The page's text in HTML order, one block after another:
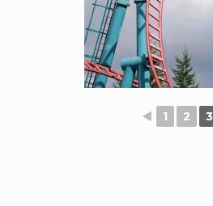
◄ 1 2 3